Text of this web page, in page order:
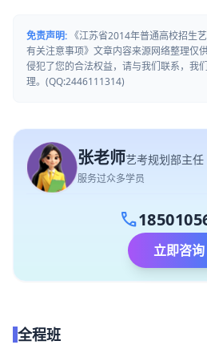
免责声明: 《江苏省2014年普通高校招生
有关注意事项》文章内容来源网络整理仅
侵犯了您的合法权益，请与我们联系，我
理。(QQ:2446111314)
张老师艺考规划部主任
服务过众多学员
call
立即咨询
全程班